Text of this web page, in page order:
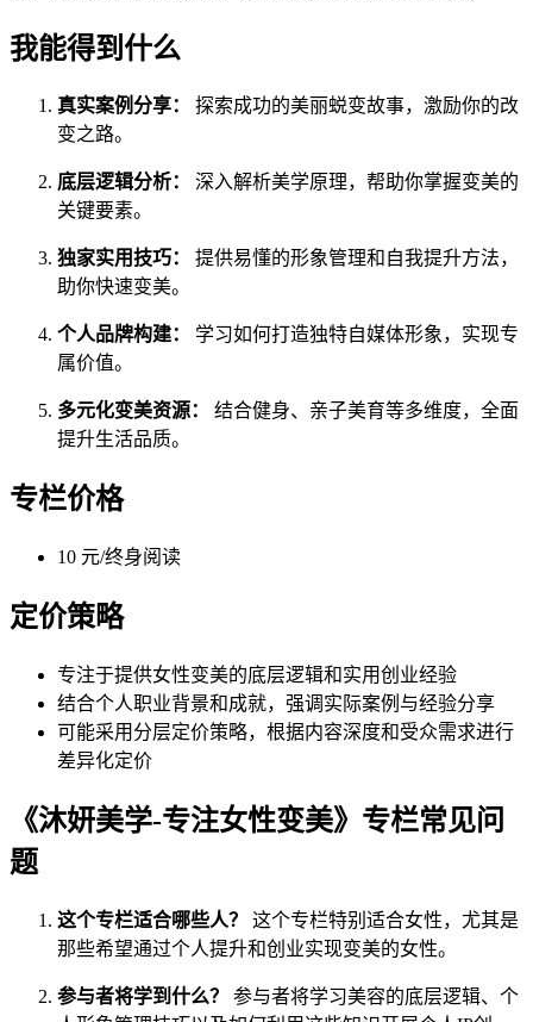
我能得到什么
真实案例分享：
探索成功的美丽蜕变故事，激励你的改
变之路。
底层逻辑分析：
深入解析美学原理，帮助你掌握变美的
关键要素。
独家实用技巧：
提供易懂的形象管理和自我提升方法，
助你快速变美。
个人品牌构建：
学习如何打造独特自媒体形象，实现专
属价值。
多元化变美资源：
结合健身、亲子美育等多维度，全面
提升生活品质。
专栏价格
10 元/终身阅读
定价策略
专注于提供女性变美的底层逻辑和实用创业经验
结合个人职业背景和成就，强调实际案例与经验分享
可能采用分层定价策略，根据内容深度和受众需求进行
差异化定价
《沐妍美学-专注女性变美》专栏常见问
题
这个专栏适合哪些人？
这个专栏特别适合女性，尤其是
那些希望通过个人提升和创业实现变美的女性。
参与者将学到什么？
参与者将学习美容的底层逻辑、个